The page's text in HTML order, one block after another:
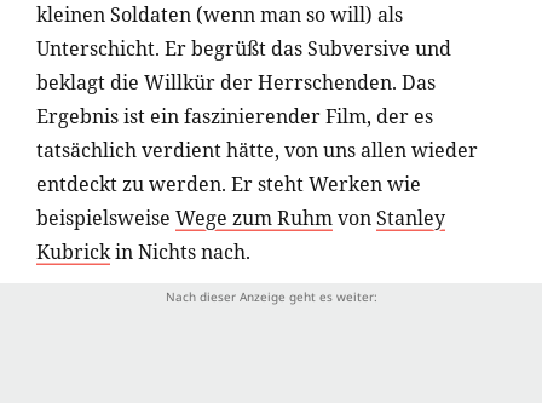
kleinen Soldaten (wenn man so will) als
Unterschicht. Er begrüßt das Subversive und
beklagt die Willkür der Herrschenden. Das
Ergebnis ist ein faszinierender Film, der es
tatsächlich verdient hätte, von uns allen wieder
entdeckt zu werden. Er steht Werken wie
beispielsweise Wege zum RuhmvonStanley
Kubrickin Nichts nach.